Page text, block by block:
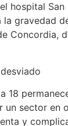
hospital San
la gravedad
Concordia,
18
un sector en
y